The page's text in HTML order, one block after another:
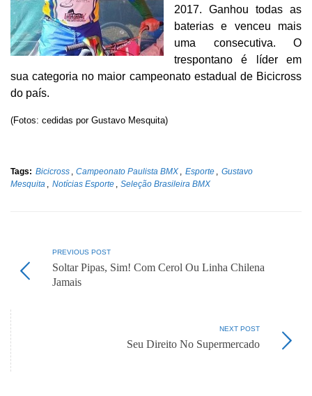
2017. Ganhou todas as
baterias e venceu mais
uma consecutiva. O
trespontano é líder em
sua categoria no maior campeonato estadual de Bicicross
do país.
(Fotos: cedidas por Gustavo Mesquita)
Tags: Bicicross Campeonato Paulista BMX Esporte
Gustavo
Mesquita
Notícias Esporte Seleção Brasileira BMX
PREVIOUS POST
Soltar Pipas, Sim! Com Cerol Ou Linha Chilena
Jamais
NEXT POST
Seu Direito No Supermercado